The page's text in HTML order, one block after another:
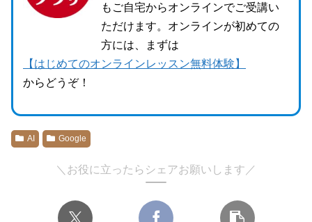
もご自宅からオンラインでご受講い
ただけます。オンラインが初めての
方には、まずは
【はじめてのオンラインレッスン無料体験】
からどうぞ！
AI Google
＼お役に立ったらシェアお願いします／